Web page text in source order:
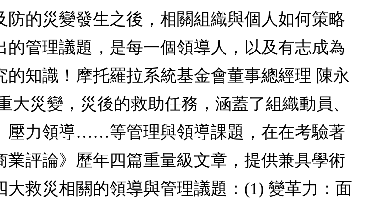
的災變發生之後，相關組織與個人如何策略
管理議題，是每一個領導人，以及有志成為
知識！摩托羅拉系統基金會董事總經理 陳永
大災變，災後的救助任務，涵蓋了組織動員、
壓力領導……等管理與領導課題，在在考驗著
評論》歷年四篇重量級文章，提供兼具學術
救災相關的領導與管理議題：(1) 變革力：面